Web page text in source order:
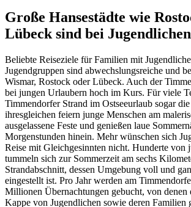
Große Hansestädte wie
Lübeck sind bei
Beliebte Reiseziele für Familien mit
Jugendgruppen sind abwechslungsreiche und
Wismar, Rostock oder Lübeck. Auch der
bei jungen Urlaubern hoch im Kurs. Für viele
Timmendorfer Strand im Ostseeurlaub sogar
ihresgleichen feiern junge Menschen am
ausgelassene Feste und genießen laue
Morgenstunden hinein. Mehr wünschen sich
Reise mit Gleichgesinnten nicht. Hunderte von
tummeln sich zur Sommerzeit am sechs
Strandabschnitt, dessen Umgebung voll und
eingestellt ist. Pro Jahr werden am
Millionen Übernachtungen gebucht, von
Kappe von Jugendlichen sowie deren Familien